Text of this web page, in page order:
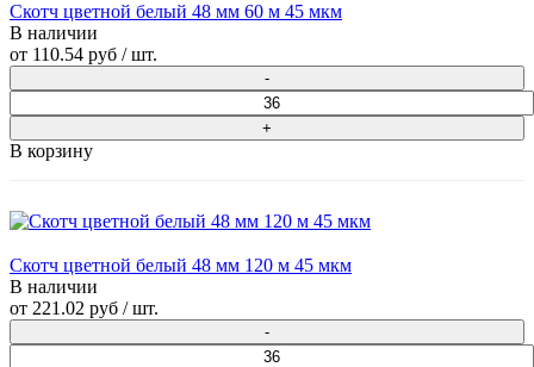
Скотч цветной белый 48 мм 60 м 45 мкм
В наличии
от 110.54 руб / шт.
В корзину
Скотч цветной белый 48 мм 120 м 45 мкм
В наличии
от 221.02 руб / шт.